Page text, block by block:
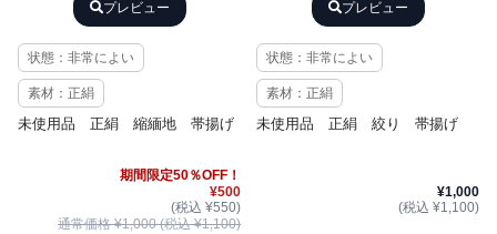
プレビュー
状態：非常によい
素材：正絹
未使用品 正絹 縮緬地 帯揚げ
期間限定50％OFF！
¥500
(税込 ¥550)
通常価格 ¥1,000 (税込 ¥1,100)
プレビュー
状態：非常によい
素材：正絹
未使用品 正絹 絞り 帯揚げ
¥1,000
(税込 ¥1,100)